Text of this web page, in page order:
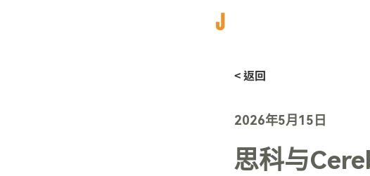
< 返回
2026年5月15日
思科与